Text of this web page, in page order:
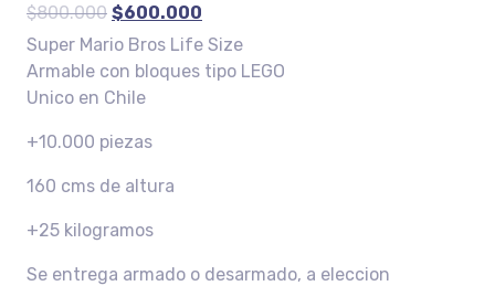
$800.000 El
precio
original
era:
$600.000
precio
actual
Super Mario Bros Life Size
Armable con bloques tipo LEGO
Unico en Chile
+10.000 piezas
160 cms de altura
+25 kilogramos
Se entrega armado o desarmado, a eleccion